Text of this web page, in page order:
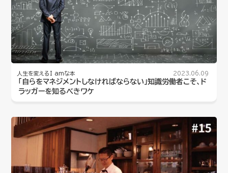
人生を変えるI amな本 2023.06.09
「自らをマネジメントしなければならない」知識労働者こそ、ド
ラッガーを知るべきワケ